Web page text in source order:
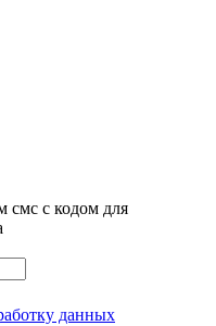
смс с кодом для
данных